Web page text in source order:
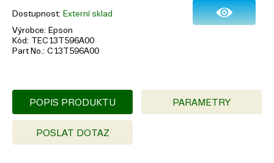
Dostupnost Externí sklad
Výrobce
Epson
Kód
TEC13T596A00
Part No. C13T596A00
POPIS PRODUKTU PARAMETRY
POSLAT DOTAZ